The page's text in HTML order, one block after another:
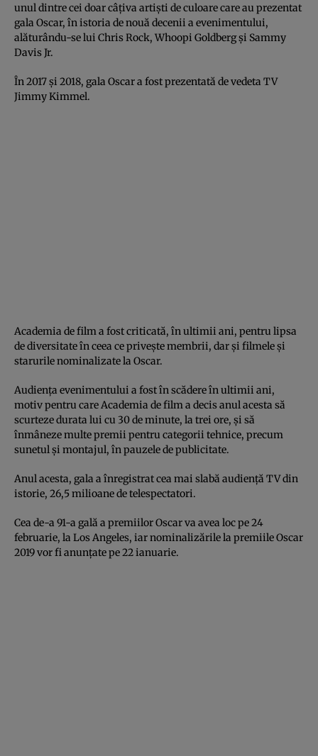
unul dintre cei doar câţiva artişti de culoare care au prezentat
gala Oscar, în istoria de nouă decenii a evenimentului,
alăturându-se lui Chris Rock, Whoopi Goldberg şi Sammy
Davis Jr.
În 2017 şi 2018, gala Oscar a fost prezentată de vedeta TV
Jimmy Kimmel.
Academia de film a fost criticată, în ultimii ani, pentru lipsa
de diversitate în ceea ce priveşte membrii, dar şi filmele şi
starurile nominalizate la Oscar.
Audienţa evenimentului a fost în scădere în ultimii ani,
motiv pentru care Academia de film a decis anul acesta să
scurteze durata lui cu 30 de minute, la trei ore, şi să
înmâneze multe premii pentru categorii tehnice, precum
sunetul şi montajul, în pauzele de publicitate.
Anul acesta, gala a înregistrat cea mai slabă audienţă TV din
istorie, 26,5 milioane de telespectatori.
Cea de-a 91-a gală a premiilor Oscar va avea loc pe 24
februarie, la Los Angeles, iar nominalizările la premiile Oscar
2019 vor fi anunţate pe 22 ianuarie.